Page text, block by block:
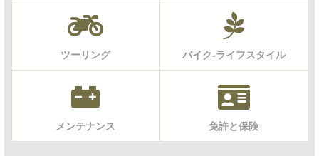
ツーリング バイク-ライフスタイル
メンテナンス 免許と保険